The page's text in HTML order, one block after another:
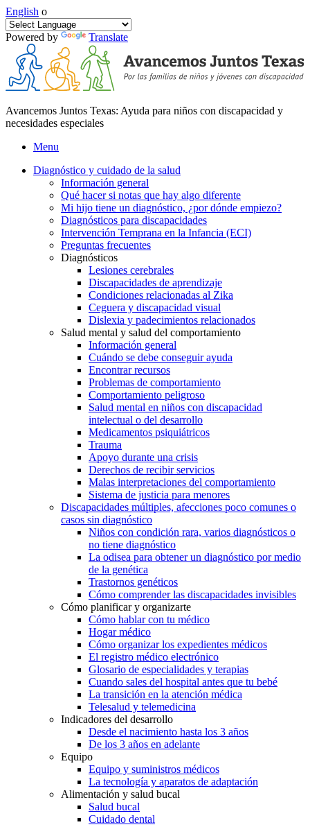
English o
Powered by Translate
Avancemos Juntos Texas: Ayuda para niños con discapacidad y
necesidades especiales
Menu
Diagnóstico y cuidado de la salud
Información general
Qué hacer si notas que hay algo diferente
Mi hijo tiene un diagnóstico, ¿por dónde empiezo?
Diagnósticos para discapacidades
Intervención Temprana en la Infancia (ECI)
Preguntas frecuentes
Diagnósticos
Lesiones cerebrales
Discapacidades de aprendizaje
Condiciones relacionadas al Zika
Ceguera y discapacidad visual
Dislexia y padecimientos relacionados
Salud mental y salud del comportamiento
Información general
Cuándo se debe conseguir ayuda
Encontrar recursos
Problemas de comportamiento
Comportamiento peligroso
Salud mental en niños con discapacidad
intelectual o del desarrollo
Medicamentos psiquiátricos
Trauma
Apoyo durante una crisis
Derechos de recibir servicios
Malas interpretaciones del comportamiento
Sistema de justicia para menores
Discapacidades múltiples, afecciones poco comunes o
casos sin diagnóstico
Niños con condición rara, varios diagnósticos o
no tiene diagnóstico
La odisea para obtener un diagnóstico por medio
de la genética
Trastornos genéticos
Cómo comprender las discapacidades invisibles
Cómo planificar y organizarte
Cómo hablar con tu médico
Hogar médico
Cómo organizar los expedientes médicos
El registro médico electrónico
Glosario de especialidades y terapias
Cuando sales del hospital antes que tu bebé
La transición en la atención médica
Telesalud y telemedicina
Indicadores del desarrollo
Desde el nacimiento hasta los 3 años
De los 3 años en adelante
Equipo
Equipo y suministros médicos
La tecnología y aparatos de adaptación
Alimentación y salud bucal
Salud bucal
Cuidado dental